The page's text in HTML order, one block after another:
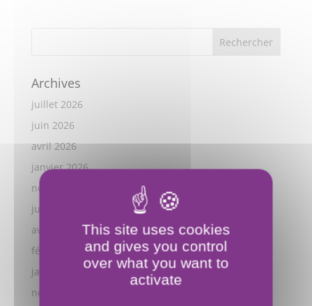
Archives
juillet 2026
juin 2026
avril 2026
janvier 2026
novembre 2025
juillet 2025
avril 2025
février 2025
janvier 2025
novembre 2024
This site uses cookies
and gives you control
over what you want to
activate